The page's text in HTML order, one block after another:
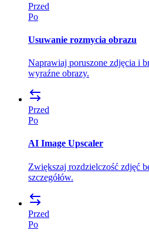
Przed
Po
Usuwanie rozmycia obrazu
Naprawiaj poruszone zdjęcia i
wyraźne obrazy.
Przed
Po
AI Image Upscaler
Zwiększaj rozdzielczość zdjęć
szczegółów.
Przed
Po